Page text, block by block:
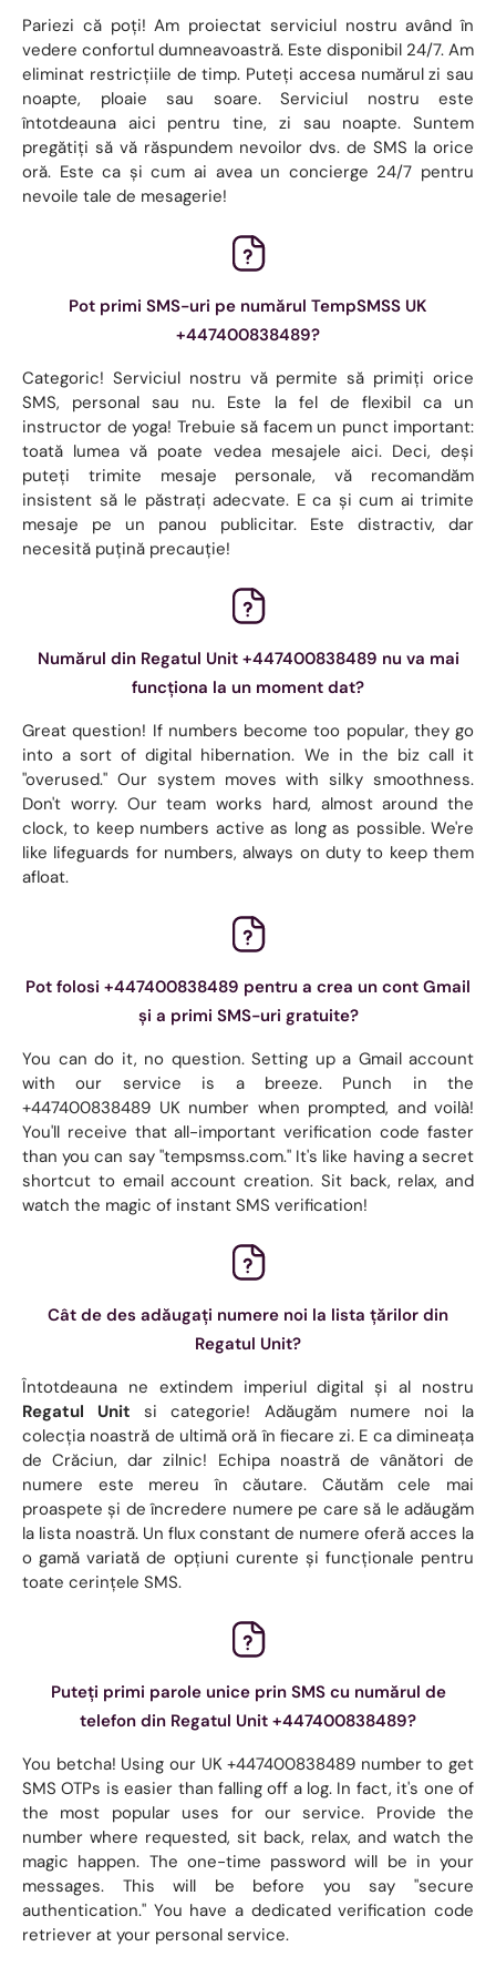
Pariezi că poți! Am proiectat serviciul nostru având în
vedere confortul dumneavoastră. Este disponibil 24/7. Am
eliminat restricțiile de timp. Puteți accesa numărul zi sau
noapte, ploaie sau soare. Serviciul nostru este
întotdeauna aici pentru tine, zi sau noapte. Suntem
pregătiți să vă răspundem nevoilor dvs. de SMS la orice
oră. Este ca și cum ai avea un concierge 24/7 pentru
nevoile tale de mesagerie!
Pot primi SMS-uri pe numărul TempSMSS UK
+447400838489?
Categoric! Serviciul nostru vă permite să primiți orice
SMS, personal sau nu. Este la fel de flexibil ca un
instructor de yoga! Trebuie să facem un punct important:
toată lumea vă poate vedea mesajele aici. Deci, deși
puteți trimite mesaje personale, vă recomandăm
insistent să le păstrați adecvate. E ca și cum ai trimite
mesaje pe un panou publicitar. Este distractiv, dar
necesită puțină precauție!
Numărul din Regatul Unit +447400838489 nu va mai
funcționa la un moment dat?
Great question! If numbers become too popular, they go
into a sort of digital hibernation. We in the biz call it
"overused." Our system moves with silky smoothness.
Don't worry. Our team works hard, almost around the
clock, to keep numbers active as long as possible. We're
like lifeguards for numbers, always on duty to keep them
afloat.
Pot folosi +447400838489 pentru a crea un cont Gmail
și a primi SMS-uri gratuite?
You can do it, no question. Setting up a Gmail account
with our service is a breeze. Punch in the
+447400838489 UK number when prompted, and voilà!
You'll receive that all-important verification code faster
than you can say "tempsmss.com." It's like having a secret
shortcut to email account creation. Sit back, relax, and
watch the magic of instant SMS verification!
Cât de des adăugați numere noi la lista țărilor din
Regatul Unit?
Întotdeauna ne extindem imperiul digital și al nostru
Regatul Unit si categorie! Adăugăm numere noi la
colecția noastră de ultimă oră în fiecare zi. E ca dimineața
de Crăciun, dar zilnic! Echipa noastră de vânători de
numere este mereu în căutare. Căutăm cele mai
proaspete și de încredere numere pe care să le adăugăm
la lista noastră. Un flux constant de numere oferă acces la
o gamă variată de opțiuni curente și funcționale pentru
toate cerințele SMS.
Puteți primi parole unice prin SMS cu numărul de
telefon din Regatul Unit +447400838489?
You betcha! Using our UK +447400838489 number to get
SMS OTPs is easier than falling off a log. In fact, it's one of
the most popular uses for our service. Provide the
number where requested, sit back, relax, and watch the
magic happen. The one-time password will be in your
messages. This will be before you say "secure
authentication." You have a dedicated verification code
retriever at your personal service.